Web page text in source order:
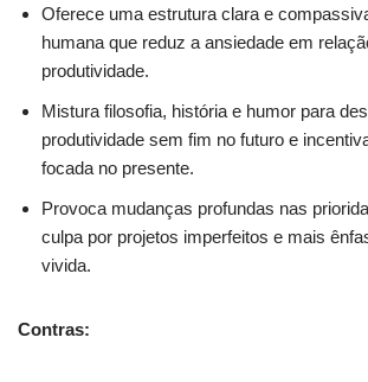
Oferece uma estrutura clara e
humana que reduz a ansiedade em
produtividade.
Mistura filosofia, história e humor para
produtividade sem fim no futuro e
focada no presente.
Provoca mudanças profundas nas
culpa por projetos imperfeitos e mais
vivida.
Contras: